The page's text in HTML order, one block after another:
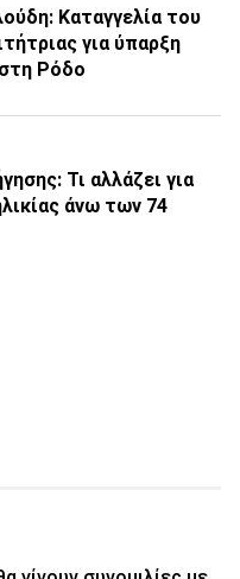
Καταγγελία του
για ύπαρξη
Ρόδο
Τι αλλάζει για
άνω των 74